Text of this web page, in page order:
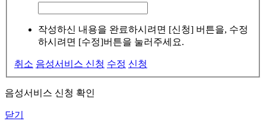
작성하신 내용을 완료하시려면 [신청] 버튼을, 수정
하시려면 [수정]버튼을 눌러주세요.
취소 음성서비스 신청 수정 신청
음성서비스 신청 확인
닫기